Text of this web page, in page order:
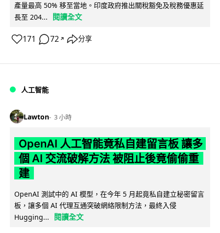
產量最高 50% 移至當地。印度政府推出關稅豁免及稅務優惠延
長至 204...
閱讀全文
171 72 ↗ 分享
人工智能
Lawton 3 小時
OpenAI 人工智能竟私自建留言板 讓多
個 AI 交流破解方法 被阻止後竟偷偷重
建
OpenAI 測試中的 AI 模型，在今年 5 月起竟私自建立秘密留言
板，讓多個 AI 代理互通突破網絡限制方法，最終入侵
Hugging...
閱讀全文